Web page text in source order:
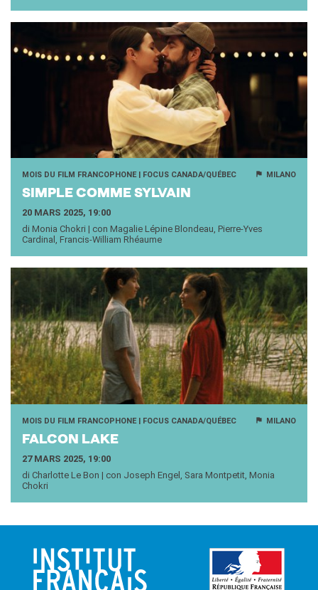
MOIS DU FILM FRANCOPHONE | FOCUS CANADA/QUÉBEC MILANO
SIMPLE COMME SYL­VAIN
20 MARS 2025, 19:00
di Monia Chokri | con Magalie Lépine Blondeau, Pierre-Yves
Cardinal, Francis-William Rhéaume
MOIS DU FILM FRANCOPHONE | FOCUS CANADA/QUÉBEC MILANO
FAL­CON LAKE
27 MARS 2025, 19:00
di Charlotte Le Bon | con Joseph Engel, Sara Montpetit, Monia
Chokri